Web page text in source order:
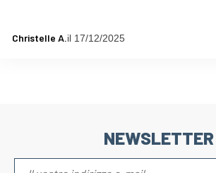
Christelle A.il 17/12/2025
NEWSLETTER